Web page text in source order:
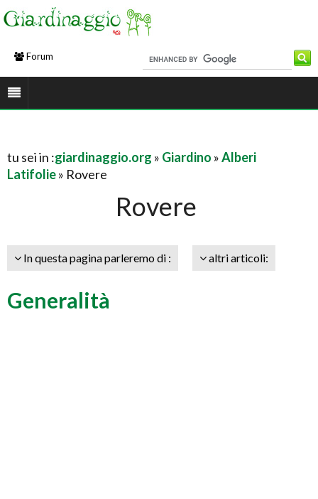
Forum
tu sei in :giardinaggio.org » Giardino »Alberi
Latifolie» Rovere
Rovere
In questa pagina parleremo di : altri articoli:
Generalità